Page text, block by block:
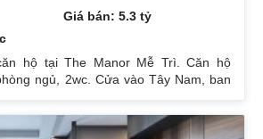
Giá bán: 5.3 tỷ
hộ tại The Manor Mễ Trì. Căn hộ
ngủ, 2wc. Cửa vào Tây Nam, ban
ngủ, 2wc, 2 gác xép. Nhà đang ở.
2 căn chủ nhà đều để lại toàn bộ nội